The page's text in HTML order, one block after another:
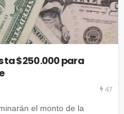
$250.000 para
47
el monto de la